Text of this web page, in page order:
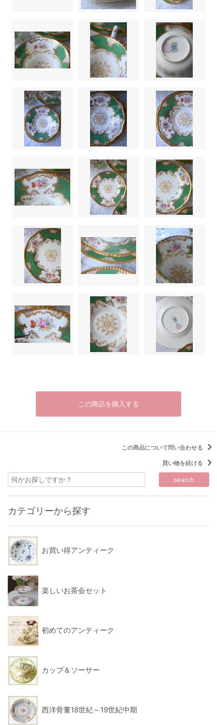
この商品を購入する
この商品について問い合わせる
買い物を続ける
カテゴリーから探す
お買い得アンティーク
楽しいお茶会セット
初めてのアンティーク
カップ＆ソーサー
西洋骨董18世紀～19世紀中期